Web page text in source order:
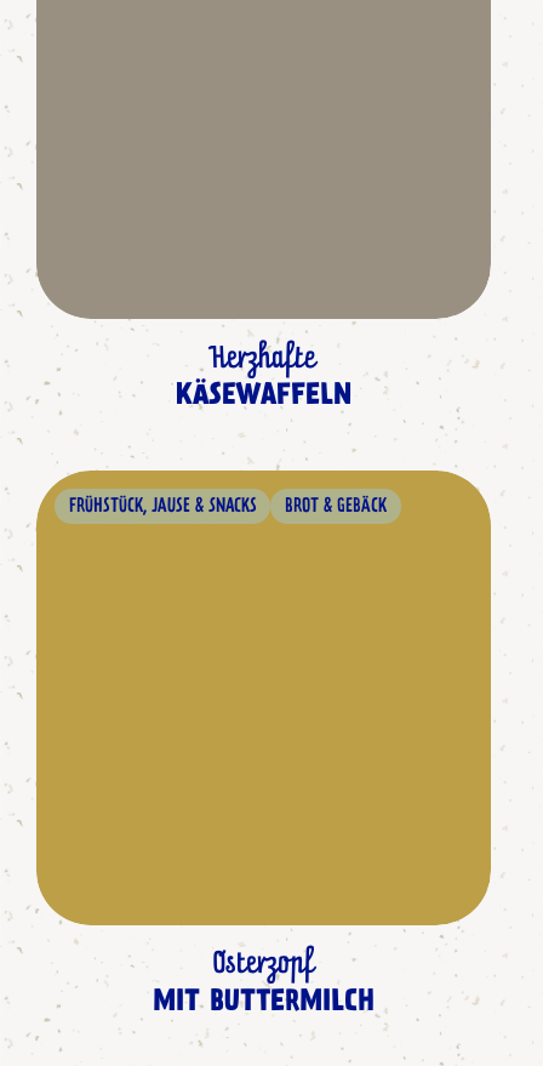
Herzhafte
KÄSEWAFFELN
FRÜHSTÜCK, JAUSE & SNACKS BROT & GEBÄCK
Osterzopf
MIT BUTTERMILCH